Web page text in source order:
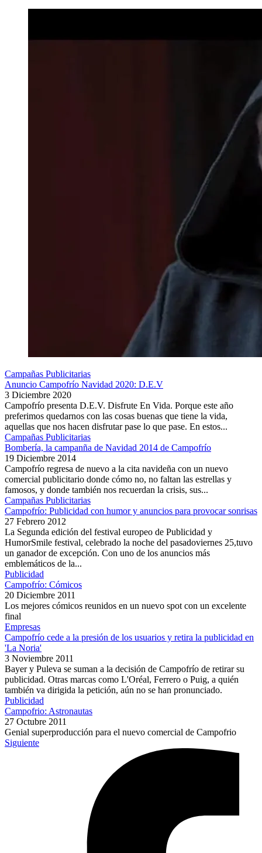
Campañas Publicitarias
Anuncio Campofrío Navidad 2020: D.E.V
3 Diciembre 2020
Campofrío presenta D.E.V. Disfrute En Vida. Porque este año
preferimos quedarnos con las cosas buenas que tiene la vida,
aquellas que nos hacen disfrutar pase lo que pase. En estos...
Campañas Publicitarias
Bombería, la campanña de Navidad 2014 de Campofrío
19 Diciembre 2014
Campofrío regresa de nuevo a la cita navideña con un nuevo
comercial publicitario donde cómo no, no faltan las estrellas y
famosos, y donde también nos recuerdan la crisis, sus...
Campañas Publicitarias
Campofrío: Publicidad con humor y anuncios para provocar sonrisas
27 Febrero 2012
La Segunda edición del festival europeo de Publicidad y
HumorSmile festival, celebrado la noche del pasadoviernes 25,tuvo
un ganador de excepción. Con uno de los anuncios más
emblemáticos de la...
Publicidad
Campofrío: Cómicos
20 Diciembre 2011
Los mejores cómicos reunidos en un nuevo spot con un excelente
final
Empresas
Campofrío cede a la presión de los usuarios y retira la publicidad en
'La Noria'
3 Noviembre 2011
Bayer y Puleva se suman a la decisión de Campofrío de retirar su
publicidad. Otras marcas como L'Oréal, Ferrero o Puig, a quién
también va dirigida la petición, aún no se han pronunciado.
Publicidad
Campofrio: Astronautas
27 Octubre 2011
Genial superproducción para el nuevo comercial de Campofrio
Siguiente